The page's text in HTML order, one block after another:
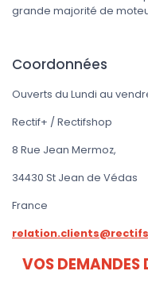
grande majorité de
Coordonnées
Ouverts du Lundi au
Rectif+ / Rectifshop
8 Rue Jean Mermoz,
34430 St Jean de Védas
France
VOS DEMANDES